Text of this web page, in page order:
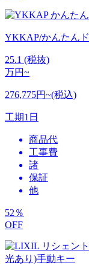
YKKAP/かんたん
25.1 (税抜)
万円~
276,775円~(税込)
工期1日
商品代
工事費
諸
保証
他
52 ％
OFF